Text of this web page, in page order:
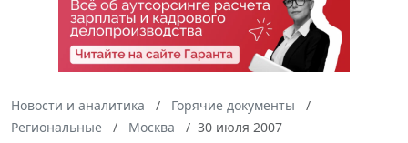
Новости и аналитика
Горячие документы
Региональные
Москва 30 июля 2007